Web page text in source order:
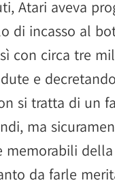
Atari aveva
di incasso al
con circa tre
e
si tratta di un
ma
memorabili
da farle